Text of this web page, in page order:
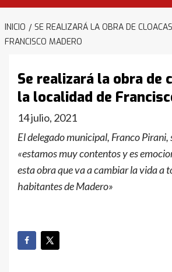
INICIO
SE REALIZARÁ LA OBRA DE
FRANCISCO MADERO
Se realizará la obra de
la localidad de
14 julio, 2021
El delegado municipal, Franco Pirani,
«estamos muy contentos y es
esta obra que va a cambiar la vida a
habitantes de Madero»